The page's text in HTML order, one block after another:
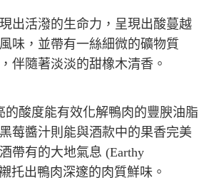
出活潑的生命力，呈現出酸蔓越
味，並帶有一絲細微的礦物質
伴隨著淡淡的甜橡木清香。
的酸度能有效化解鴨肉的豐腴油脂
莓醬汁則能與酒款中的果香完美
帶有的大地氣息 (Earthy
托出鴨肉深邃的肉質鮮味。